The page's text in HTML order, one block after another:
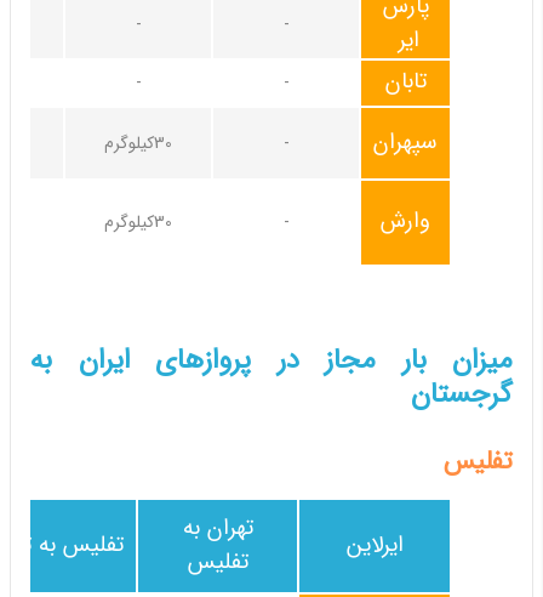
- -
ایر
- - تابان
30کیلوگرم - سپهران
30کیلوگرم - وارش
میزان بار مجاز در پروازهای ایران به
گرجستان
تفلیس
تفلیس به
تهران به
تفلیس
ایرلاین